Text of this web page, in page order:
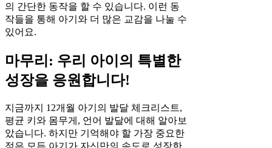
의 간단한 동작을 할 수 있습니다. 이런 동
작들을 통해 아기와 더 많은 교감을 나눌 수
있어요.
마무리: 우리 아이의 특별한
성장을 응원합니다!
지금까지 12개월 아기의 발달 체크리스트,
평균 키와 몸무게, 언어 발달에 대해 알아보
았습니다. 하지만 기억해야 할 가장 중요한
점은 모든 아기가 자신만의 속도로 성장한